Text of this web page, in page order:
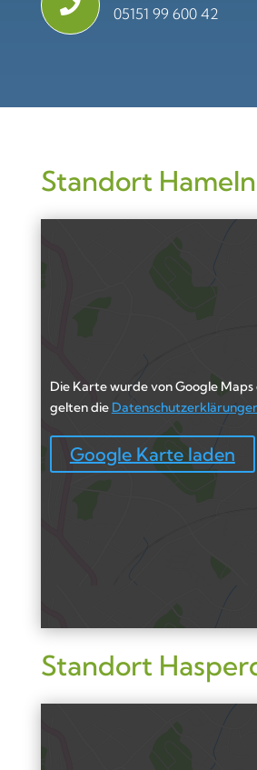
 05151 99 600 42
Standort Hameln
Die Karte wurde von Google
gelten die
Google Karte laden
Standort